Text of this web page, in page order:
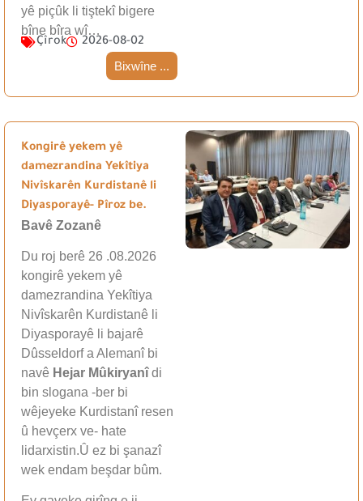
yê piçûk li tiştekî bigere
bîne bîra wî…
Çîrok 2026-08-02
Bixwîne ...
Kongirê yekem yê
damezrandina Yekîtiya
Nivîskarên Kurdistanê li
Diyasporayê- Pîroz be.
Bavê Zozanê
Du roj berê 26 .08.2026
kongirê yekem yê
damezrandina Yekîtiya
Nivîskarên Kurdistanê li
Diyasporayê li bajarê
Dûsseldorf a Alemanî bi
navê Hejar Mûkiryanîdi
bin slogana -ber bi
wêjeyeke Kurdistanî resen
û hevçerx ve- hate
lidarxistin.Û ez bi şanazî
wek endam beşdar bûm.